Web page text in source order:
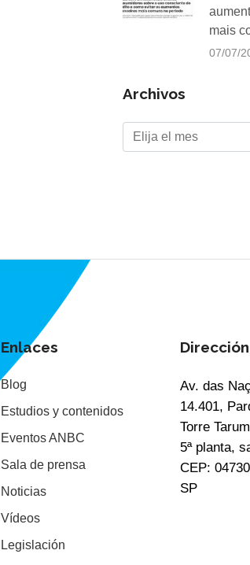
mais
07/07/
Archivos
Enlaces
Blog
Estudios y contenidos
Eventos ANBC
Sala de prensa
Noticias
Vídeos
Legislación
Dirección
Av. das
14.401,
Torre
5ª planta,
CEP:
SP